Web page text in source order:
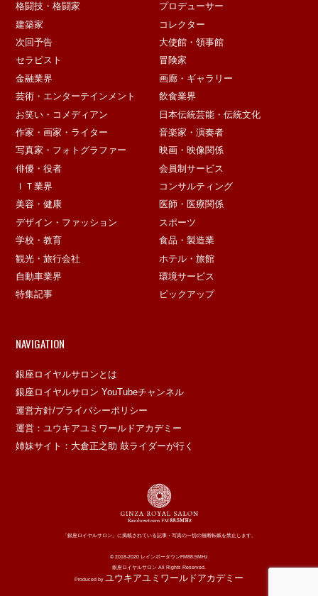
格闘技・格闘家
プロデューサー
建築家
コレクター
次回予告
大使館・領事館
セラピスト
冒険家
金融業界
画廊・ギャラリー
芸術・エンターテインメント
飲食業界
お笑い・コメディアン
日本伝統芸能・伝統文化
作家・画家・ライター
音楽家・演奏者
写真家・フォトグラファー
映画・映像関係
俳優・役者
会員制サービス
ＩＴ業界
コンサルティング
美容・健康
医師・医療関係
デザイン・ファッション
スポーツ
学校・教育
食品・製造業
観光・旅行会社
ホテル・旅館
自動車業界
環境サービス
特集記事
ピックアップ
NAVIGATION
銀座ロイヤルサロンとは
銀座ロイヤルサロン YouTubeチャンネル
運営方針/プライバシーポリシー
運営：ユウキアユミワールドアカデミー
姉妹サイト：大倉正之助 鼓ライダーが行く
「銀座ロイヤルサロン」に掲載されている記事・写真の一切の無断転載を禁止します。
© 2018-2020 レインボータウンFM88.5MHz
銀座ロイヤルサロン All Rights Reserved.
Produced by ユウキアユミワールドアカデミー